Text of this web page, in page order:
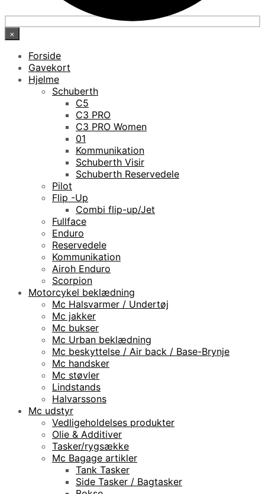
×
Forside
Gavekort
Hjelme
Schuberth
C5
C3 PRO
C3 PRO Women
01
Kommunikation
Schuberth Visir
Schuberth Reservedele
Pilot
Flip -Up
Combi flip-up/Jet
Fullface
Enduro
Reservedele
Kommunikation
Airoh Enduro
Scorpion
Motorcykel beklædning
Mc Halsvarmer / Undertøj
Mc jakker
Mc bukser
Mc Urban beklædning
Mc beskyttelse / Air back / Base-Brynje
Mc handsker
Mc støvler
Lindstands
Halvarssons
Mc udstyr
Vedligeholdelses produkter
Olie & Additiver
Tasker/rygsække
Mc Bagage artikler
Tank Tasker
Side Tasker / Bagtasker